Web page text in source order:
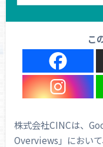
こ
株式会社CINCは、
Overviews」におい